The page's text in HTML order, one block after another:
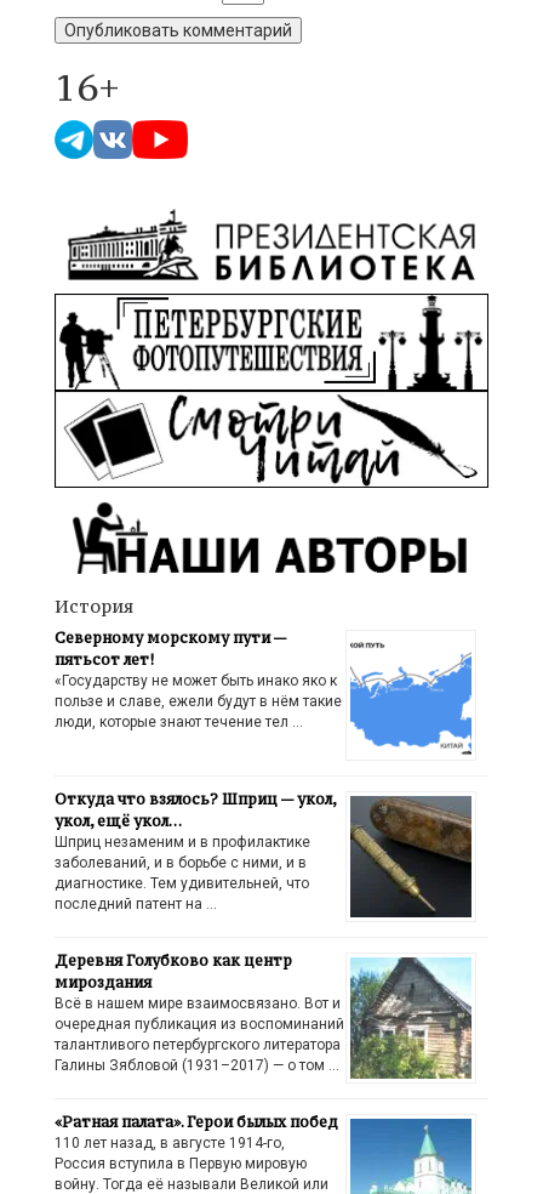
16+
История
Северному морскому пути —
пятьсот лет!
«Государству не может быть инако яко к
пользе и славе, ежели будут в нём такие
люди, которые знают течение тел …
Откуда что взялось? Шприц — укол,
укол, ещё укол…
Шприц незаменим и в профилактике
заболеваний, и в борьбе с ними, и в
диагностике. Тем удивительней, что
последний патент на …
Деревня Голубково как центр
мироздания
Всё в нашем мире взаимосвязано. Вот и
очередная публикация из воспоминаний
талантливого петербургского литератора
Галины Зябловой (1931–2017) — о том …
«Ратная палата». Герои былых побед
110 лет назад, в августе 1914-го,
Россия вступила в Первую мировую
войну. Тогда её называли Великой или